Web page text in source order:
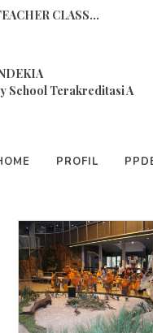
Mental Anak Yang Sering
1443H SDIT Bina
DALAM MENDIDIK...
School Terakreditasi A
PROFIL